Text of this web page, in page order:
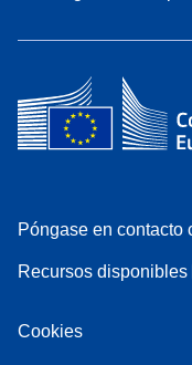
Póngase en contacto
Recursos disponibles
Cookies